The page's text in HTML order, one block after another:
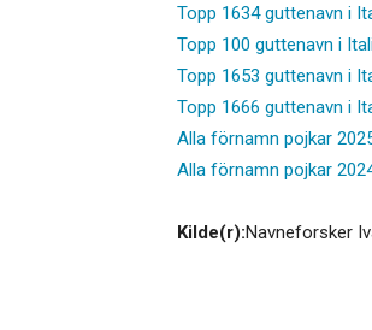
Topp 1634 guttenavn i
Topp 100 guttenavn i
Topp 1653 guttenavn i
Topp 1666 guttenavn i
Alla förnamn pojkar
Alla förnamn pojkar
Kilde(r):Navneforsker